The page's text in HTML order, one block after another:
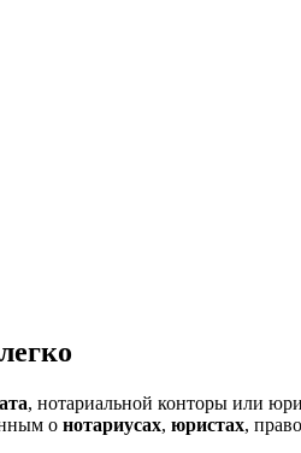
, нотариальной конторы или
о нотариусах, юристах,